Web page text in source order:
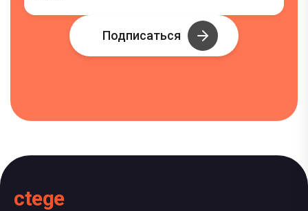
Подписаться
ctege